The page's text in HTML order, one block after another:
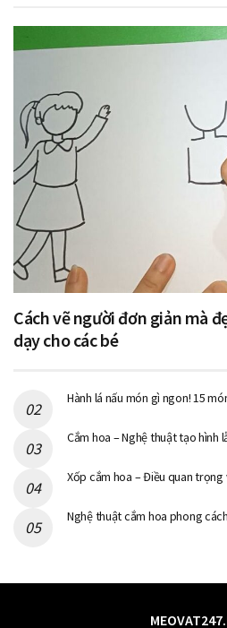
Cách vẽ người đơn giản mà
dạy cho các bé
Hành lá nấu món gì ngon! 15
Cắm hoa – Nghệ thuật tạo hình
Xốp cắm hoa – Điều quan trọng
Nghệ thuật cắm hoa phong